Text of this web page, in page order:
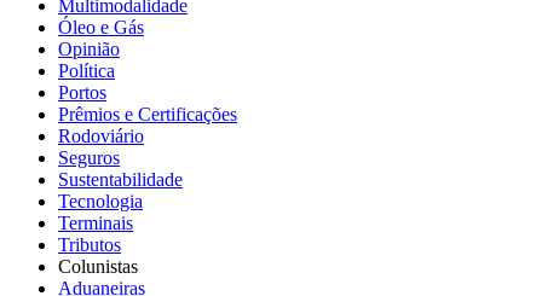
Multimodalidade
Óleo e Gás
Opinião
Política
Portos
Prêmios e Certificações
Rodoviário
Seguros
Sustentabilidade
Tecnologia
Terminais
Tributos
Colunistas
Aduaneiras